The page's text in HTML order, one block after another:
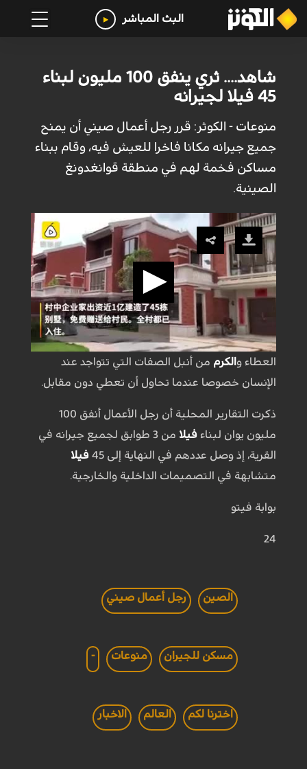
البث المباشر
شاهد.... ثري ينفق 100 مليون لبناء
45 فيلا لجيرانه
منوعات - الكوثر: قرر رجل أعمال صيني أن يمنح
جميع جيرانه مكانا فاخرا للعيش فيه، وقام ببناء
مساكن فخمة لهم في منطقة قوانغدونغ
الصينية.
العطاء و الكرم من أنبل الصفات التي تتواجد عند
الإنسان خصوصا عندما تحاول أن تعطي دون مقابل.
ذكرت التقارير المحلية أن رجل الأعمال أنفق 100
مليون يوان لبناء فيلا
من 3 طوابق لجميع جيرانه في
القرية، إذ وصل عددهم في النهاية إلى 45
فيلا
متشابهة في التصميمات الداخلية والخارجية.
بوابة فيتو
24
الصين رجل أعمال صيني
مسكن للجيران منوعات -
اخترنا لكم العالم الاخبار